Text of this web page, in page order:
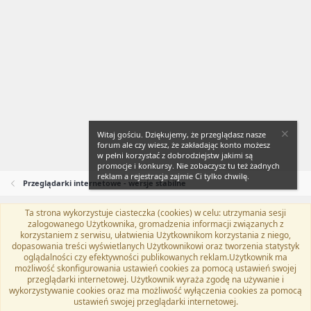
Przeglądarki internetowe - wersje stabilne
Flat Awesome + (Parent DO NOT EDIT)
Polski (PL)
Kontakt
Regulamin Polityka prywatności Pomoc
TwitterKontakt
RSS
Community platform by XenForo® © 2010-2024 XenForo Ltd.
Witaj gościu. Dziękujemy, że przeglądasz nasze
forum ale czy wiesz, że zakładając konto możesz
w pełni korzystać z dobrodziejstw jakimi są
promocje i konkursy. Nie zobaczysz tu też żadnych
reklam a rejestracja zajmie Ci tylko chwilę.
Ta strona wykorzystuje ciasteczka (cookies) w celu: utrzymania sesji
zalogowanego Użytkownika, gromadzenia informacji związanych z
korzystaniem z serwisu, ułatwienia Użytkownikom korzystania z niego,
dopasowania treści wyświetlanych Użytkownikowi oraz tworzenia statystyk
oglądalności czy efektywności publikowanych reklam.Użytkownik ma
możliwość skonfigurowania ustawień cookies za pomocą ustawień swojej
przeglądarki internetowej. Użytkownik wyraża zgodę na używanie i
wykorzystywanie cookies oraz ma możliwość wyłączenia cookies za pomocą
ustawień swojej przeglądarki internetowej.